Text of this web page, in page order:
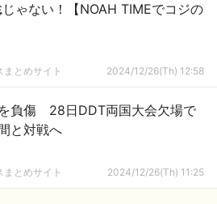
ゃない！【NOAH TIMEでコジの
とめサイト 2024/12/26(Th) 12:58
負傷 28日DDT両国大会欠場で
と対戦へ
とめサイト 2024/12/26(Th) 11:25